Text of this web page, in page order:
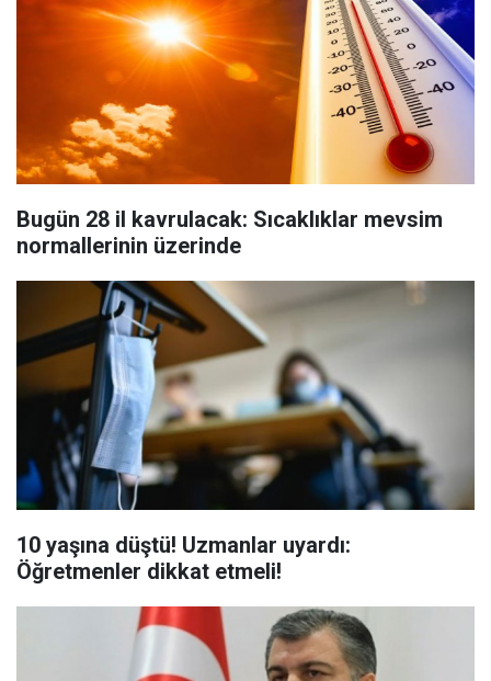
Bugün 28 il kavrulacak: Sıcaklıklar mevsim
normallerinin üzerinde
10 yaşına düştü! Uzmanlar uyardı:
Öğretmenler dikkat etmeli!